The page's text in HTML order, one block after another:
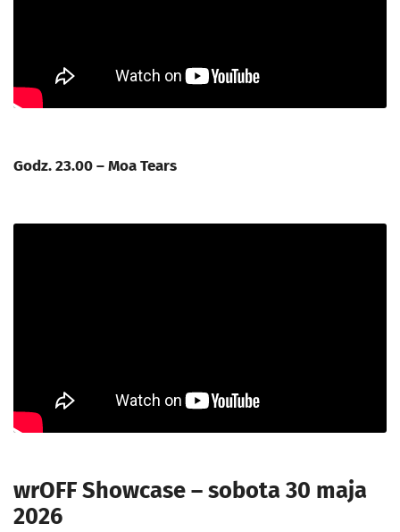
Godz. 23.00 – Moa Tears
wrOFF Showcase – sobota 30 maja
2026